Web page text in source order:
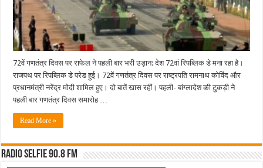
72वें गणतंत्र दिवस पर राफेल ने पहली बार भरी उड़ान: देश 72वां रिपब्लिक डे मना रहा है।
राजपथ पर रिपब्लिक डे परेड हुई। 72वें गणतंत्र दिवस पर राष्ट्रपति रामनाथ कोविंद और
प्रधानमंत्री नरेंद्र मोदी शामिल हुए। दो बातें खास रहीं। पहली- बांग्लादेश की टुकड़ी ने
पहली बार गणतंत्र दिवस समारोह …
Read More »
Radio Selfie 90.8 FM